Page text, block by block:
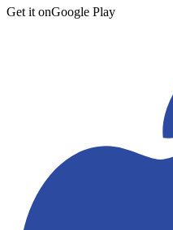
Get it onGoogle Play